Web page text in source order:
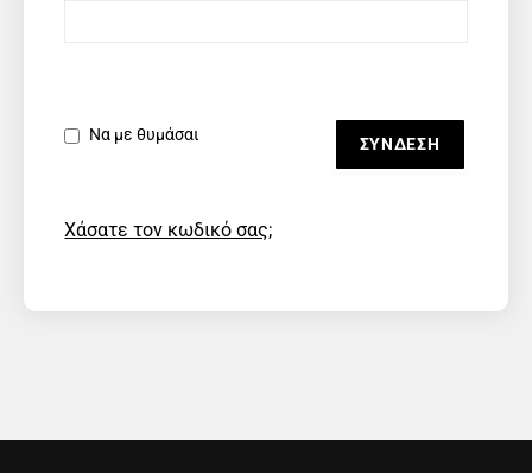
Να με θυμάσαι
Χάσατε τον κωδικό σας;